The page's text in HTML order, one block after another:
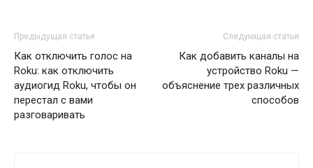
Предыдущая статья
Как отключить голос на
Roku: как отключить
аудиогид Roku, чтобы он
перестал с вами
разговаривать
Следующая статья
Как добавить каналы на
устройство Roku —
объяснение трех различных
способов